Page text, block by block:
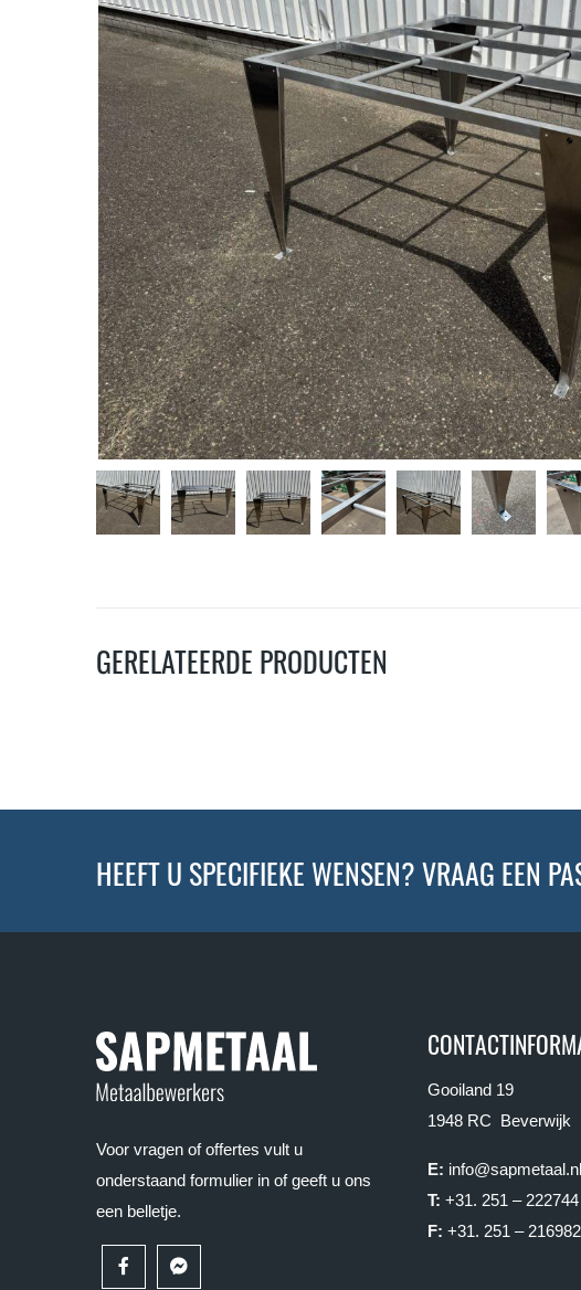
GERELATEERDE PRODUCTEN
HEEFT U SPECIFIEKE WENSEN? VRAAG EEN
Voor vragen of offertes vult u
onderstaand formulier in of geeft u ons
een belletje.
Gooiland 19
1948 RC Beverwijk
E: info@sapmetaal.nl
T: +31. 251 – 222744
F: +31. 251 – 216982